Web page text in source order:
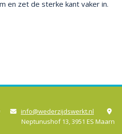
en zet de sterke kant vaker in.
 info@wederzijdswerkt.nl 
Neptunushof 13, 3951 ES Maarn